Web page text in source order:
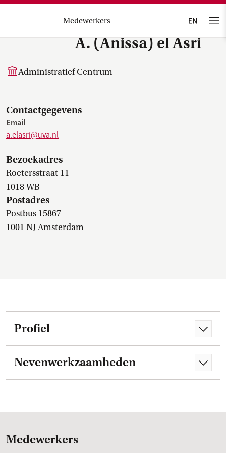
Medewerkers
A. (Anissa) el Asri
Administratief Centrum
Contactgegevens
Email
a.elasri@uva.nl
Bezoekadres
Roetersstraat 11
1018 WB
Postadres
Postbus 15867
1001 NJ Amsterdam
Profiel
Nevenwerkzaamheden
Medewerkers